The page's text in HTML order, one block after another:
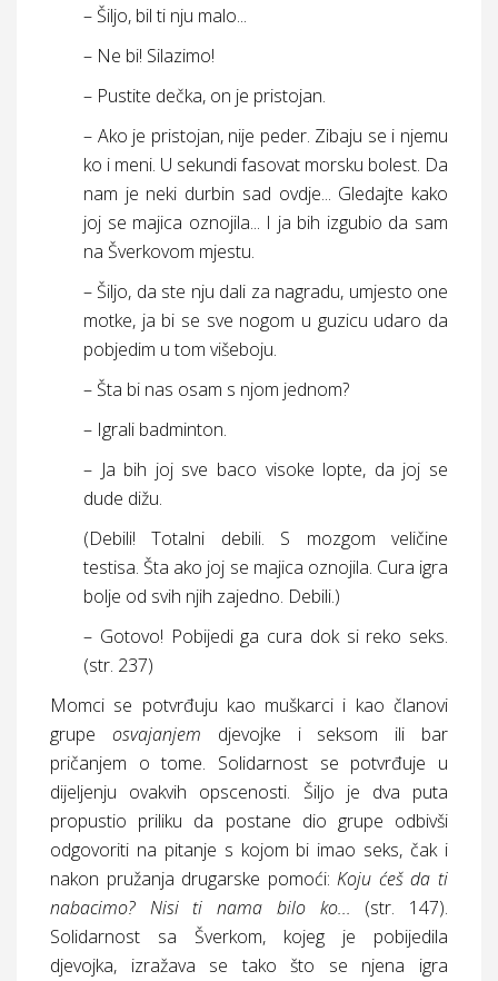
– Šiljo, bil ti nju malo...
– Ne bi! Silazimo!
– Pustite dečka, on je pristojan.
– Ako je pristojan, nije peder. Zibaju se i njemu
ko i meni. U sekundi fasovat morsku bolest. Da
nam je neki durbin sad ovdje... Gledajte kako
joj se majica oznojila... I ja bih izgubio da sam
na Šverkovom mjestu.
– Šiljo, da ste nju dali za nagradu, umjesto one
motke, ja bi se sve nogom u guzicu udaro da
pobjedim u tom višeboju.
– Šta bi nas osam s njom jednom?
– Igrali badminton.
– Ja bih joj sve baco visoke lopte, da joj se
dude dižu.
(Debili! Totalni debili. S mozgom veličine
testisa. Šta ako joj se majica oznojila. Cura igra
bolje od svih njih zajedno. Debili.)
– Gotovo! Pobijedi ga cura dok si reko seks.
(str. 237)
Momci se potvrđuju kao muškarci i kao članovi
grupe osvajanjem djevojke i seksom ili bar
pričanjem o tome. Solidarnost se potvrđuje u
dijeljenju ovakvih opscenosti. Šiljo je dva puta
propustio priliku da postane dio grupe odbivši
odgovoriti na pitanje s kojom bi imao seks, čak i
nakon pružanja drugarske pomoći:Koju ćeš da ti
nabacimo? Nisi ti nama bilo ko... (str. 147).
Solidarnost sa Šverkom, kojeg je pobijedila
djevojka, izražava se tako što se njena igra